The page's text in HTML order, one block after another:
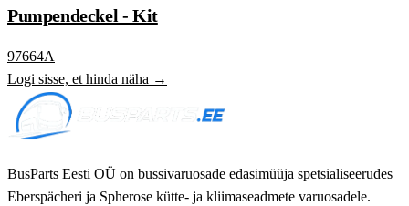
Pumpendeckel - Kit
97664A
Logi sisse, et hinda näha →
BusParts Eesti OÜ on bussivaruosade edasimüüja spetsialiseerudes
Eberspächeri ja Spherose kütte- ja kliimaseadmete varuosadele.